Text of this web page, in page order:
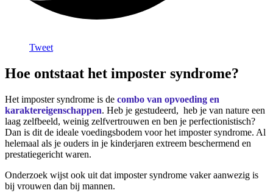
Tweet
Hoe ontstaat het imposter syndrome?
Het imposter syndrome is de combo van opvoeding en
karaktereigenschappen. Heb je gestudeerd, heb je van nature een
laag zelfbeeld, weinig zelfvertrouwen en ben je perfectionistisch?
Dan is dit de ideale voedingsbodem voor het imposter syndrome. Al
helemaal als je ouders in je kinderjaren extreem beschermend en
prestatiegericht waren.
Onderzoek wijst ook uit dat imposter syndrome vaker aanwezig is
bij vrouwen dan bij mannen.